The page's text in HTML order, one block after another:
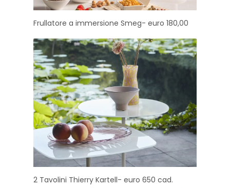
Frullatore a immersione Smeg- euro 180,00
2 Tavolini Thierry Kartell- euro 650 cad.